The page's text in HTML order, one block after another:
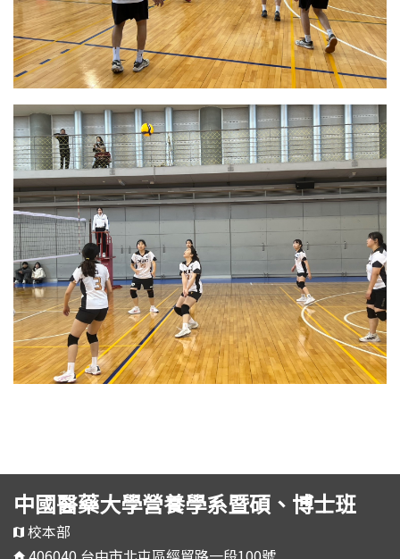
中國醫藥大學營養學系暨碩、博士班
校本部